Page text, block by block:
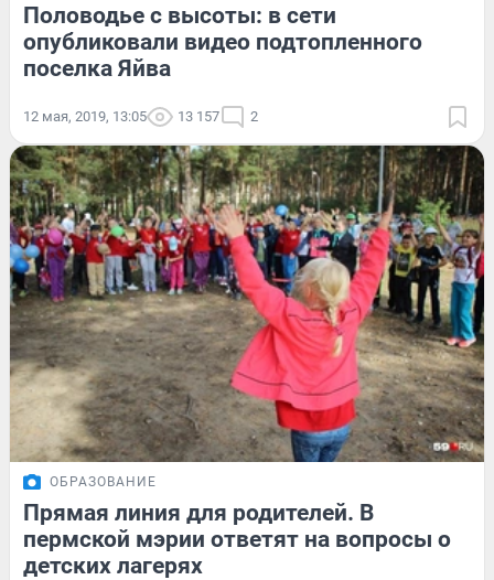
Половодье с высоты: в сети
опубликовали видео подтопленного
поселка Яйва
12 мая, 2019, 13:05 13 157 2
ОБРАЗОВАНИЕ
Прямая линия для родителей. В
пермской мэрии ответят на вопросы о
детских лагерях